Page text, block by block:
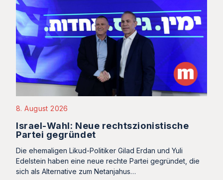
8. August 2026
Israel-Wahl: Neue rechtszionistische
Partei gegründet
Die ehemaligen Likud-Politiker Gilad Erdan und Yuli
Edelstein haben eine neue rechte Partei gegründet, die
sich als Alternative zum Netanjahus…